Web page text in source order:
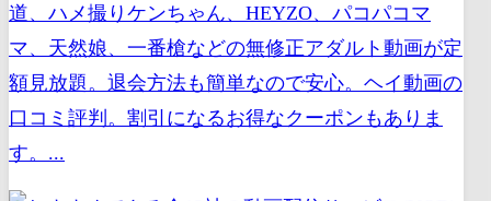
道、ハメ撮りケンちゃん、HEYZO、パコパコマ
マ、天然娘、一番槍などの無修正アダルト動画が定
額見放題。退会方法も簡単なので安心。ヘイ動画の
口コミ評判。割引になるお得なクーポンもありま
す。...